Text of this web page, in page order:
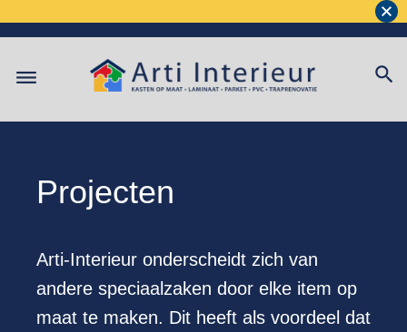
Projecten
Arti-Interieur onderscheidt zich van
andere speciaalzaken door elke item op
maat te maken. Dit heeft als voordeel dat